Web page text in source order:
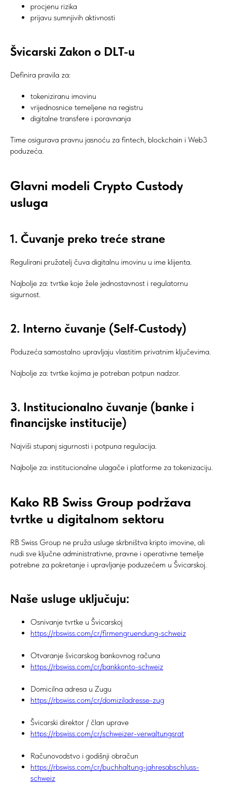
procjenu rizika
prijavu sumnjivih aktivnosti
Švicarski Zakon o DLT-u
Definira pravila za:
tokeniziranu imovinu
vrijednosnice temeljene na registru
digitalne transfere i poravnanja
Time osigurava pravnu jasnoću za fintech, blockchain i Web3
poduzeća.
Glavni modeli Crypto Custody
usluga
1. Čuvanje preko treće strane
Regulirani pružatelj čuva digitalnu imovinu u ime klijenta.
Najbolje za: tvrtke koje žele jednostavnost i regulatornu
sigurnost.
2. Interno čuvanje (Self-Custody)
Poduzeća samostalno upravljaju vlastitim privatnim ključevima.
Najbolje za: tvrtke kojima je potreban potpun nadzor.
3. Institucionalno čuvanje (banke i
financijske institucije)
Najviši stupanj sigurnosti i potpuna regulacija.
Najbolje za: institucionalne ulagače i platforme za tokenizaciju.
Kako RB Swiss Group podržava
tvrtke u digitalnom sektoru
RB Swiss Group ne pruža usluge skrbništva kripto imovine, ali
nudi sve ključne administrativne, pravne i operativne temelje
potrebne za pokretanje i upravljanje poduzećem u Švicarskoj.
Naše usluge uključuju:
Osnivanje tvrtke u Švicarskoj
https://rbswiss.com/cr/firmengruendung-schweiz
Otvaranje švicarskog bankovnog računa
https://rbswiss.com/cr/bankkonto-schweiz
Domicilna adresa u Zugu
https://rbswiss.com/cr/domiziladresse-zug
Švicarski direktor / član uprave
https://rbswiss.com/cr/schweizer-verwaltungsrat
Računovodstvo i godišnji obračun
https://rbswiss.com/cr/buchhaltung-jahresabschluss-
schweiz